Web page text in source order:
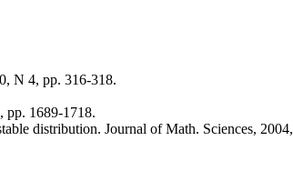
N 4, pp. 316-318.
pp. 1689-1718.
distribution. Journal of Math. Sciences, 2004,